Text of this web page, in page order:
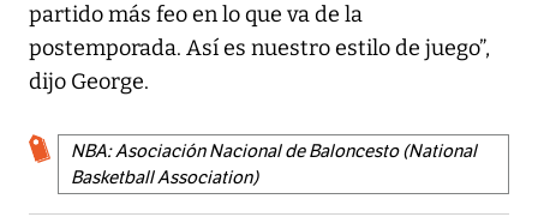
partido más feo en lo que va de la
postemporada. Así es nuestro estilo de juego”,
dijo George.
NBA: Asociación Nacional de Baloncesto (National
Basketball Association)